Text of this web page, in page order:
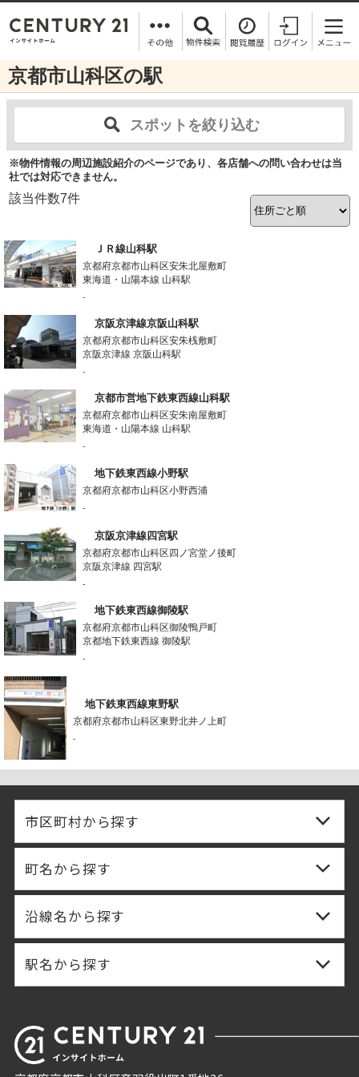
京都市山科区の駅
スポットを絞り込む
※物件情報の周辺施設紹介のページであり、各店舗への問い合わせは当
社では対応できません。
該当件数7件
ＪＲ線山科駅
京都府京都市山科区安朱北屋敷町
東海道・山陽本線 山科駅
-
京阪京津線京阪山科駅
京都府京都市山科区安朱桟敷町
京阪京津線 京阪山科駅
-
京都市営地下鉄東西線山科駅
京都府京都市山科区安朱南屋敷町
東海道・山陽本線 山科駅
-
地下鉄東西線小野駅
京都府京都市山科区小野西浦
-
京阪京津線四宮駅
京都府京都市山科区四ノ宮堂ノ後町
京阪京津線 四宮駅
-
地下鉄東西線御陵駅
京都府京都市山科区御陵鴨戸町
京都地下鉄東西線 御陵駅
-
地下鉄東西線東野駅
京都府京都市山科区東野北井ノ上町
-
市区町村から探す
町名から探す
沿線名から探す
駅名から探す